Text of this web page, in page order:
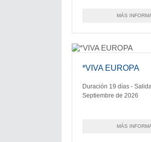
MÁS
*VIVA EUROPA
Duración 19 días -
Septiembre de 2026
MÁS